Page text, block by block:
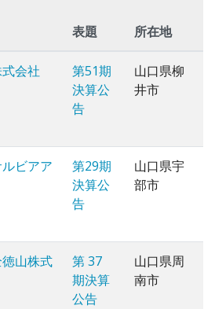
表題 所在地
会社
第51期
決算公
告
山口県柳
井市
ビアア
第29期
決算公
告
山口県宇
部市
山株式
第 37
期決算
公告
山口県周
南市